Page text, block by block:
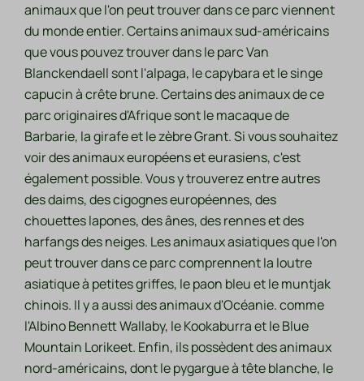
animaux que l'on peut trouver dans ce parc viennent
du monde entier. Certains animaux sud-américains
que vous pouvez trouver dans le parc Van
Blanckendaell sont l'alpaga, le capybara et le singe
capucin à crête brune. Certains des animaux de ce
parc originaires d'Afrique sont le macaque de
Barbarie, la girafe et le zèbre Grant. Si vous souhaitez
voir des animaux européens et eurasiens, c'est
également possible. Vous y trouverez entre autres
des daims, des cigognes européennes, des
chouettes lapones, des ânes, des rennes et des
harfangs des neiges. Les animaux asiatiques que l'on
peut trouver dans ce parc comprennent la loutre
asiatique à petites griffes, le paon bleu et le muntjak
chinois. Il y a aussi des animaux d'Océanie. comme
l'Albino Bennett Wallaby, le Kookaburra et le Blue
Mountain Lorikeet. Enfin, ils possèdent des animaux
nord-américains, dont le pygargue à tête blanche, le